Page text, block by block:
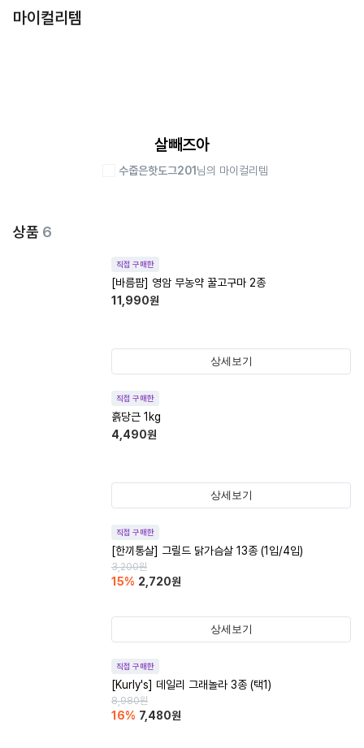
마이컬리템
살빼즈아
수줍은핫도그201 님의 마이컬리템
상품 6
직접 구매한
[바름팜] 영암 무농약 꿀고구마 2종
11,990원
상세보기
직접 구매한
흙당근 1kg
4,490원
상세보기
직접 구매한
[한끼통살] 그릴드 닭가슴살 13종 (1입/4입)
3,200원
15% 2,720원
상세보기
직접 구매한
[Kurly's] 데일리 그래놀라 3종 (택1)
8,980원
16% 7,480원